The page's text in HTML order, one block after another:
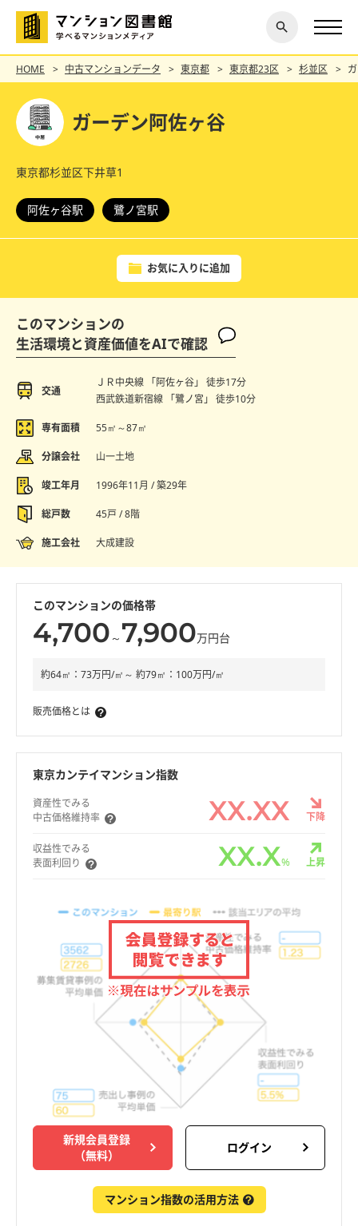
探す
閉じ
る
HOME 中古マンションデータ 東京都 東京都23区 杉並区
ガーデン阿佐ヶ谷
東京都杉並区下井草1
阿佐ヶ谷駅 鷺ノ宮駅
お気に入りに追加
このマンションの
生活環境と資産価値をAIで確認
交通
ＪＲ中央線 「阿佐ヶ谷」 徒歩17分
西武鉄道新宿線 「鷺ノ宮」 徒歩10分
専有面積 55㎡～87㎡
分譲会社 山一土地
竣工年月 1996年11月 / 築29年
総戸数 45戸 / 8階
施工会社 大成建設
このマンションの価格帯
4,700 ～ 7,900万円台
約64㎡：73万円/㎡～ 約79㎡：100万円/㎡
販売価格とは
東京カンテイマンション指数
資産性でみる
中古価格維持率
XX.XX 下降
収益性でみる
表面利回り
XX.X% 上昇
新規会員登録
（無料）
ログイン
マンション指数の活用方法